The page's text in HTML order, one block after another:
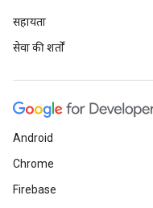
सहायता
सेवा की शर्तों
Android
Chrome
Firebase